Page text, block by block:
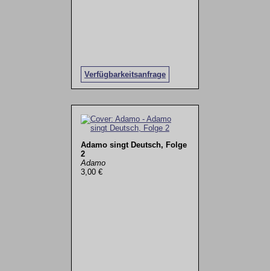
Verfügbarkeitsanfrage
Adamo singt Deutsch, Folge
2
Adamo
3,00 €